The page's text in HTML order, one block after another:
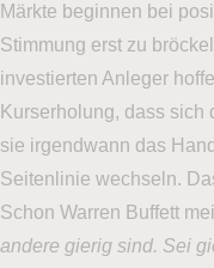
Märkte beginnen bei
Stimmung erst zu
investierten Anleger
Kurserholung, dass sich
sie irgendwann das
Seitenlinie wechseln.
Schon Warren Buffett
andere gierig sind. Sei